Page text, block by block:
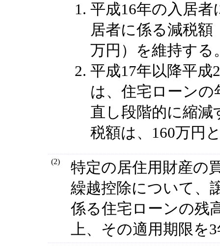
平成16年の入居者
居者に係る減税額
万円）を維持する
平成17年以降平成
は、住宅ローンの
直し段階的に縮減
税額は、160万円
(2)
特定の居住用財産の
繰越控除について、
係る住宅ローンの残
上、その適用期限を